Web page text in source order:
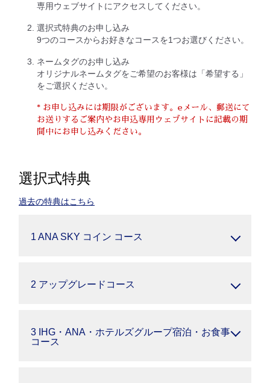
専用ウェブサイトにアクセスしてください。
選択式特典のお申し込み
9つのコースからお好きなコースを1つお選びください。
ネームタグのお申し込み
オリジナルネームタグをご希望のお客様は「希望する」
をご選択ください。
* お申し込みには期限がございます。eメール、郵送にて
お送りするご案内やお申込専用ウェブサイトに記載の期
間中にお申し込みください。
選択式特典
過去の特典はこちら
1 ANA SKY コイン コース
2 アップグレードコース
3 IHG・ANA・ホテルズグループ宿泊・お食事
コース